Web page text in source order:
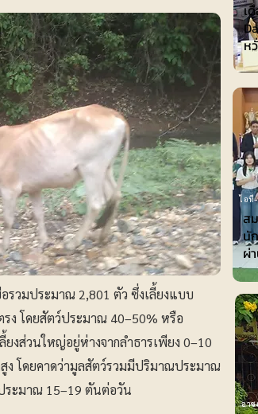
วมประมาณ 2,801 ตัว ซึ่งเลี้ยงแบบ
ง โดยสัตว์ประมาณ 40–50% หรือ
งส่วนใหญ่อยู่ห่างจากลำธารเพียง 0–10
ง โดยคาดว่ามูลสัตว์รวมมีปริมาณประมาณ
ระมาณ 15–19 ตันต่อวัน
เ
ห
อา
ไอที
ส
นั
ผ่